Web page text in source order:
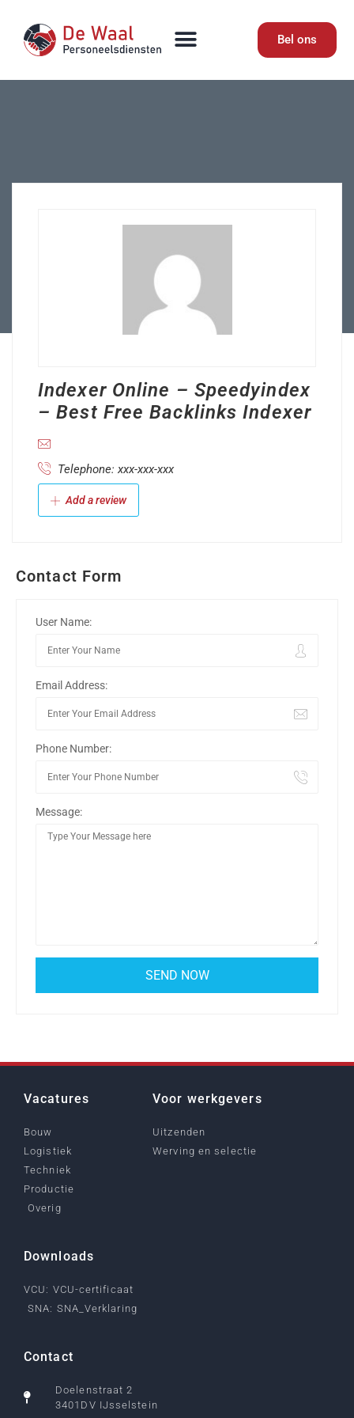
Bel ons
Indexer Online – Speedyindex
– Best Free Backlinks Indexer
Telephone: xxx-xxx-xxx
Add a review
Contact Form
User Name:
Email Address:
Phone Number:
Message:
Vacatures
Bouw
Logistiek
Techniek
Productie
Overig
Voor werkgevers
Uitzenden
Werving en selectie
Downloads
VCU: VCU-certificaat
SNA: SNA_Verklaring
Contact
Doelenstraat 2
3401DV IJsselstein